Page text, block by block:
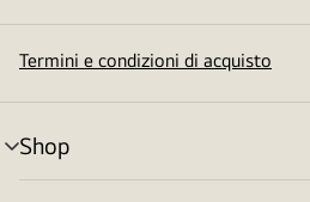
Termini e condizioni di acquisto
Shop
Attivazione
menu